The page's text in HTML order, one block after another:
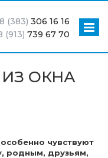
8 (383) 306 16 16
(913) 739 67 70
ОКНА
чувствуют
родным, друзьям,